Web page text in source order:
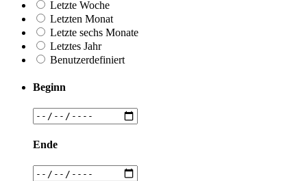
Letzte Woche
Letzten Monat
Letzte sechs Monate
Letztes Jahr
Benutzerdefiniert
Beginn
Ende